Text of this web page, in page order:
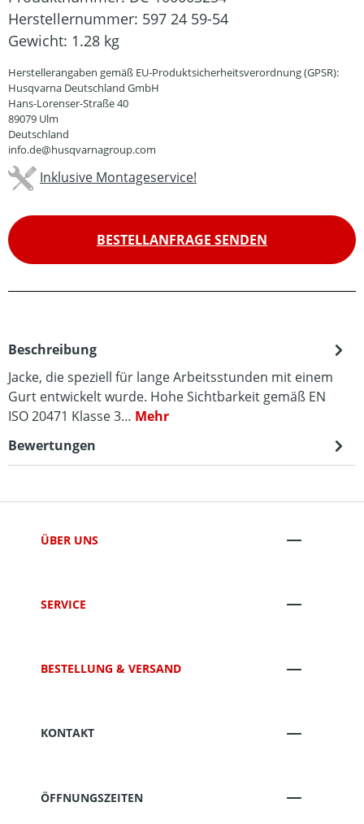
Herstellernummer: 597 24 59-54
Gewicht: 1.28 kg
Herstellerangaben gemäß EU-Produktsicherheitsverordnung (GPSR):
Husqvarna Deutschland GmbH
Hans-Lorenser-Straße 40
89079 Ulm
Deutschland
info.de@husqvarnagroup.com
Inklusive Montageservice!
BESTELLANFRAGE SENDEN
Beschreibung
Jacke, die speziell für lange Arbeitsstunden mit einem
Gurt entwickelt wurde. Hohe Sichtbarkeit gemäß EN
ISO 20471 Klasse 3… Mehr
Bewertungen
ÜBER UNS
SERVICE
BESTELLUNG & VERSAND
KONTAKT
ÖFFNUNGSZEITEN